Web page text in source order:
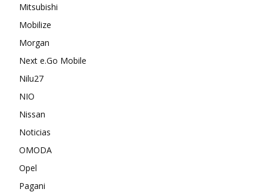
Mitsubishi
Mobilize
Morgan
Next e.Go Mobile
Nilu27
NIO
Nissan
Noticias
OMODA
Opel
Pagani